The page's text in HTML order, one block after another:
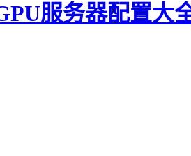
服务器配置大